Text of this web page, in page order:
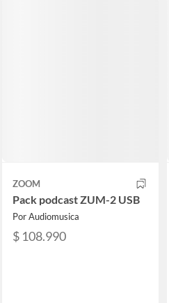
ZOOM
Pack podcast ZUM-2 USB
Por Audiomusica
$ 108.990